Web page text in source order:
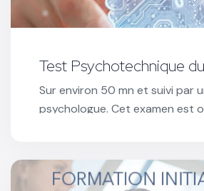
Test Psychotechnique
Sur environ 50 mn et suivi par
psychologue. Cet examen est
Réserver votre test